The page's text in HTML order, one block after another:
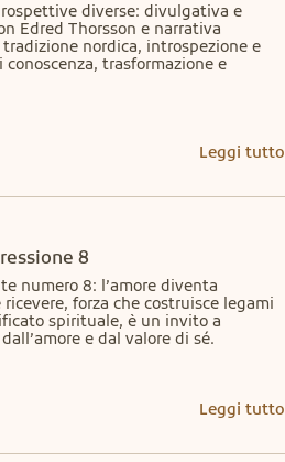
diverse: divulgativa e
Edred Thorsson e narrativa
nordica, introspezione e
trasformazione e
Leggi tutto
8
numero 8: l’amore diventa
forza che costruisce legami
spirituale, è un invito a
e dal valore di sé.
Leggi tutto